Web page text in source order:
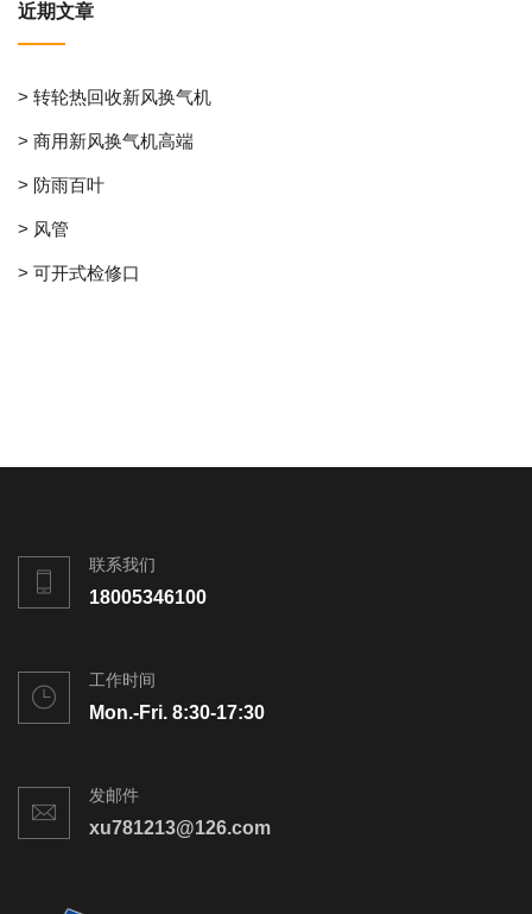
近期文章
> 转轮热回收新风换气机
> 商用新风换气机高端
> 防雨百叶
> 风管
> 可开式检修口
联系我们
18005346100
工作时间
Mon.-Fri. 8:30-17:30
发邮件
xu781213@126.com